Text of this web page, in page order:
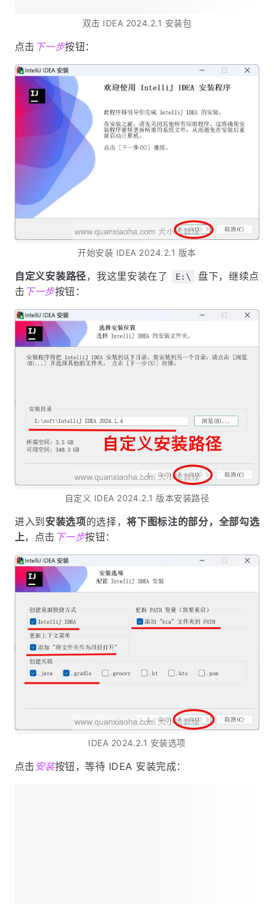
双击 IDEA 2024.2.1 安装包
点击 下一步按钮：
开始安装 IDEA 2024.2.1 版本
自定义安装路径，我这里安装在了 E:\
盘下，继续点
击 下一步按钮：
自定义 IDEA 2024.2.1 版本安装路径
进入到安装选项的选择，将下图标注的部分，全部勾选
上，点击 下一步按钮：
IDEA 2024.2.1 安装选项
点击 安装按钮，等待 IDEA 安装完成：